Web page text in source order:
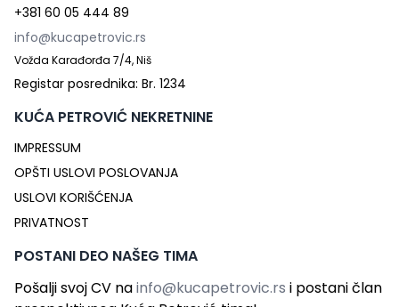
+381 60 05 444 89
info@kucapetrovic.rs
Vožda Karađorđa 7/4, Niš
Registar posrednika: Br. 1234
KUĆA PETROVIĆ NEKRETNINE
IMPRESSUM
OPŠTI USLOVI POSLOVANJA
USLOVI KORIŠĆENJA
PRIVATNOST
POSTANI DEO NAŠEG TIMA
Pošalji svoj CV nainfo@kucapetrovic.rs i postani član